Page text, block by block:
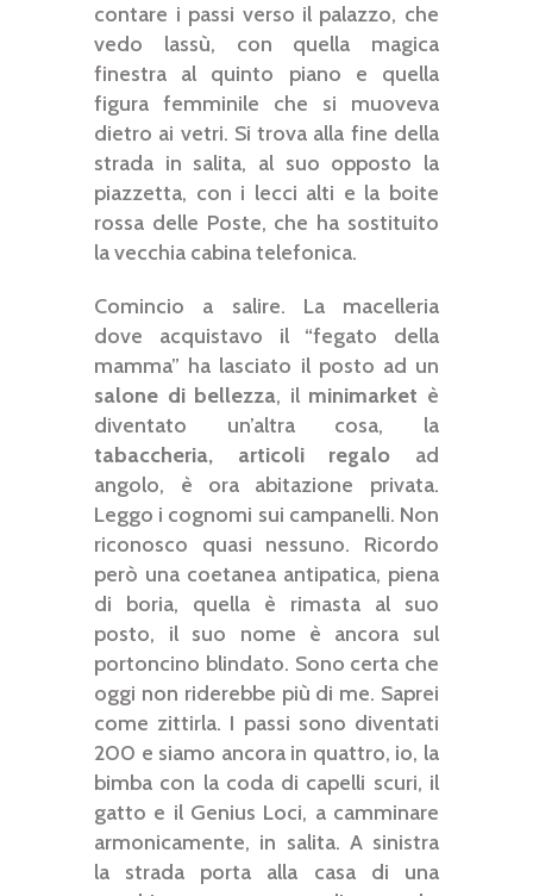
contare i passi verso il palazzo, che
vedo lassù, con quella magica
finestra al quinto piano e quella
figura femminile che si muoveva
dietro ai vetri. Si trova alla fine della
strada in salita, al suo opposto la
piazzetta, con i lecci alti e la boite
rossa delle Poste, che ha sostituito
la vecchia cabina telefonica.
Comincio a salire. La macelleria
dove acquistavo il “fegato della
mamma” ha lasciato il posto ad un
salone di bellezza, il minimarket è
diventato un’altra cosa, la
tabaccheria, articoli regalo ad
angolo, è ora abitazione privata.
Leggo i cognomi sui campanelli. Non
riconosco quasi nessuno. Ricordo
però una coetanea antipatica, piena
di boria, quella è rimasta al suo
posto, il suo nome è ancora sul
portoncino blindato. Sono certa che
oggi non riderebbe più di me. Saprei
come zittirla. I passi sono diventati
200 e siamo ancora in quattro, io, la
bimba con la coda di capelli scuri, il
gatto e il Genius Loci, a camminare
armonicamente, in salita. A sinistra
la strada porta alla casa di una